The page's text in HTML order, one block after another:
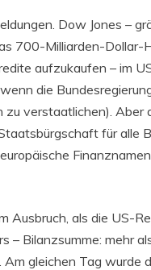
Dow Jones –
700-Milliarden-Dollar-
aufzukaufen – im
die
verstaatlichen). Aber
für alle
Ausbruch, als die US-
– Bilanzsumme: mehr
gleichen Tag wurde